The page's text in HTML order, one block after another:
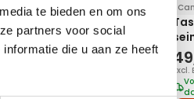
te bieden en om ons
partners voor social
die u aan ze heeft
20x24cm
complete set van 40
stuks | 20x24cm
152,85
en
Excl.